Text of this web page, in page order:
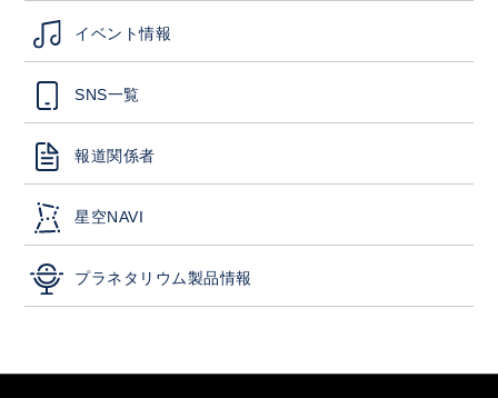
イベント情報
SNS一覧
報道関係者
星空NAVI
プラネタリウム製品情報